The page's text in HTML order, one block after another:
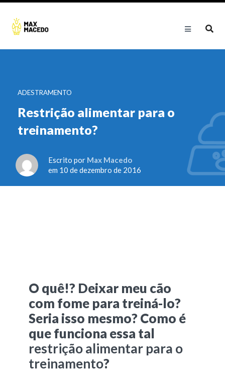
ADESTRAMENTO
Restrição alimentar para o
treinamento?
Escrito por Max Macedo
em 10 de dezembro de 2016
O quê!? Deixar meu cão
com fome para treiná-lo?
Seria isso mesmo? Como é
que funciona essa tal
restrição alimentar para o
treinamento?